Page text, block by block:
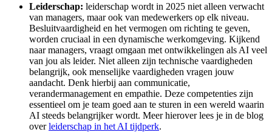
Leiderschap: leiderschap wordt in 2025 niet alleen verwacht
van managers, maar ook van medewerkers op elk niveau.
Besluitvaardigheid en het vermogen om richting te geven,
worden cruciaal in een dynamische werkomgeving. Kijkend
naar managers, vraagt omgaan met ontwikkelingen als AI veel
van jou als leider. Niet alleen zijn technische vaardigheden
belangrijk, ook menselijke vaardigheden vragen jouw
aandacht. Denk hierbij aan communicatie,
verandermanagement en empathie. Deze competenties zijn
essentieel om je team goed aan te sturen in een wereld waarin
AI steeds belangrijker wordt. Meer hierover lees je in de blog
overleiderschap in het AI tijdperk.